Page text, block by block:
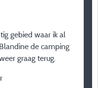
gebied waar ik al
de camping
graag terug.